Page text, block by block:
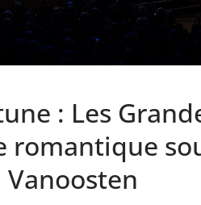
: Les
romantique